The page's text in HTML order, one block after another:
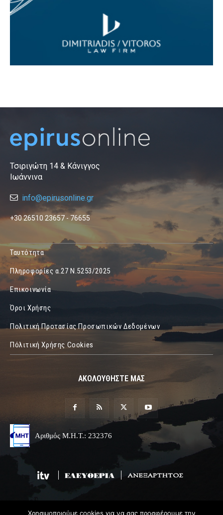
Τσιριγώτη 14 & Κάνιγγος
Ιωάννινα
info@epirusonline.gr
+30 26510 23657 - 76655
Ταυτότητα
Πληροφορίες α.27 Ν.5253/2025
Επικοινωνία
Όροι Χρήσης
Πολιτική Προτασίας Προσωπικών Δεδομένων
Πόλιτική Χρήσης Cookies
ΑΚΟΛΟΥΘΗΣΤΕ ΜΑΣ
Αριθμός Μ.Η.Τ.: 232376
Χρησιμοποιούμε cookies για να σας προσφέρουμε την